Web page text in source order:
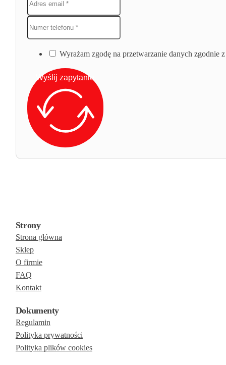
Wyrażam zgodę na przetwarzanie danych zgodnie
Wyślij zapytanie
Strony
Strona główna
Sklep
O firmie
FAQ
Kontakt
Dokumenty
Regulamin
Polityka prywatności
Polityka plików cookies